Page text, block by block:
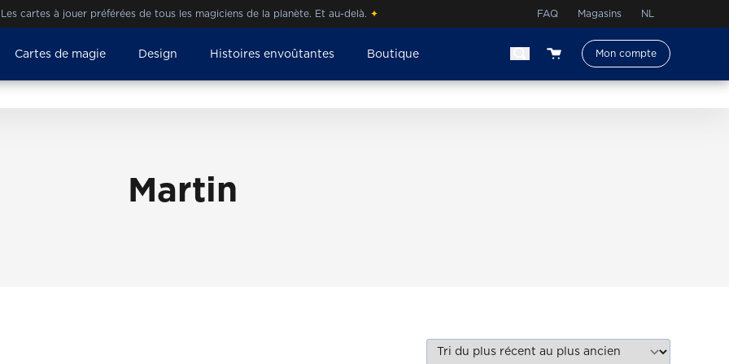
Les cartes à jouer préférées de tous les magiciens de la planète. Et au-delà. ✦ FAQ Magasins NL
Cartes de magie Design Histoires envoûtantes Boutique
View your shopping cart
Mon compte
Martin